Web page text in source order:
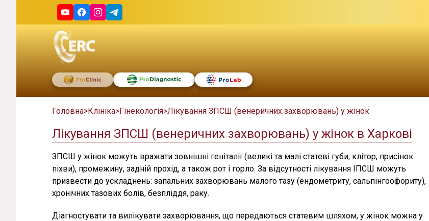
Головна> Клініка> Гінекологія> Лікування ЗПСШ (венеричних захворювань) у жінок
Лікування ЗПСШ (венеричних захворювань) у жінок в Харкові
ЗПСШ у жінок можуть вражати зовнішні геніталії (великі та малі статеві губи, клітор, присінок
піхви), промежину, задній прохід, а також рот і горло. За відсутності лікування ІПСШ можуть
призвести до ускладнень: запальних захворювань малого тазу (ендометриту, сальпінгоофориту),
хронічних тазових болів, безпліддя, раку.
Діагностувати та вилікувати захворювання, що передаються статевим шляхом, у жінок можна у